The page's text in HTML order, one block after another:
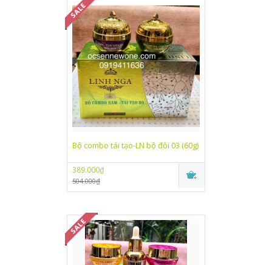
Bộ combo tái tạo-LN bộ đôi 03 (60g)
389.000₫
504.000₫